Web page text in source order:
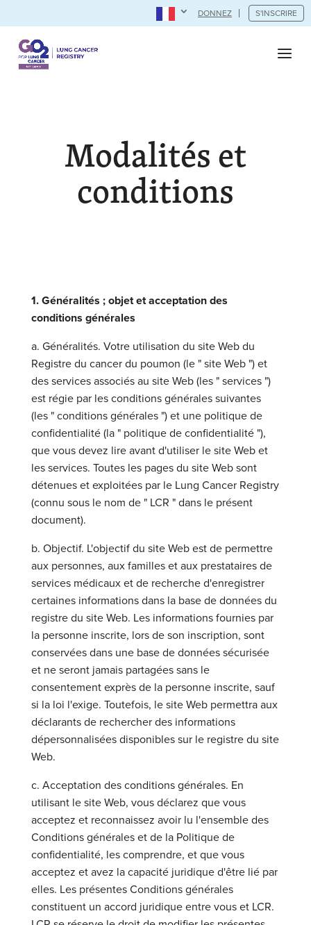
DONNEZ S'INSCRIRE
Modalités et
conditions
1. Généralités ; objet et acceptation des
conditions générales
a. Généralités. Votre utilisation du site Web du
Registre du cancer du poumon (le " site Web ") et
des services associés au site Web (les " services ")
est régie par les conditions générales suivantes
(les " conditions générales ") et une politique de
confidentialité (la " politique de confidentialité "),
que vous devez lire avant d'utiliser le site Web et
les services. Toutes les pages du site Web sont
détenues et exploitées par le Lung Cancer Registry
(connu sous le nom de " LCR " dans le présent
document).
b. Objectif. L'objectif du site Web est de permettre
aux personnes, aux familles et aux prestataires de
services médicaux et de recherche d'enregistrer
certaines informations dans la base de données du
registre du site Web. Les informations fournies par
la personne inscrite, lors de son inscription, sont
conservées dans une base de données sécurisée
et ne seront jamais partagées sans le
consentement exprès de la personne inscrite, sauf
si la loi l'exige. Toutefois, le site Web permettra aux
déclarants de rechercher des informations
dépersonnalisées disponibles sur le registre du site
Web.
c. Acceptation des conditions générales. En
utilisant le site Web, vous déclarez que vous
acceptez et reconnaissez avoir lu l'ensemble des
Conditions générales et de la Politique de
confidentialité, les comprendre, et que vous
acceptez et avez la capacité juridique d'être lié par
elles. Les présentes Conditions générales
constituent un accord juridique entre vous et LCR.